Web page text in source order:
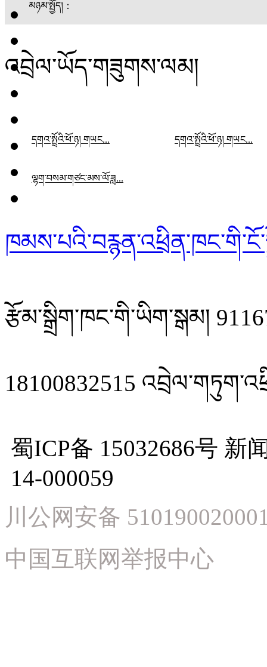
མཉམ་སྤྱོད།：
འབྲེལ་ཡོད་གཟུགས་ལམ།
དགའ་སྤྲོའི་ཕོ་ཉ། གཡང... དགའ་སྤྲོའི་ཕོ་ཉ། གཡང...
ལྷག་བསམ་གཙང་མས་ལོ་ཟླ...
རྩོམ་སྒྲིག་ཁང་གི་ཡིག་སྒམ།
18100832515
蜀ICP备 15032686号 新
14-000059
川公网安备
中国互联网举报中心